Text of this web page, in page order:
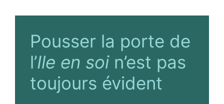
Pousser la porte de
l’Ile en soin’est pas
toujours évident